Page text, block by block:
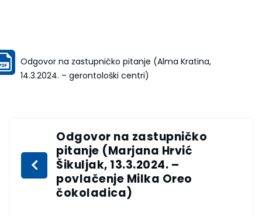
Odgovor na zastupničko pitanje (Alma Kratina,
14.3.2024. – gerontološki centri)
Odgovor na zastupničko
pitanje (Marjana Hrvić
Šikuljak, 13.3.2024. –
povlačenje Milka Oreo
čokoladica)